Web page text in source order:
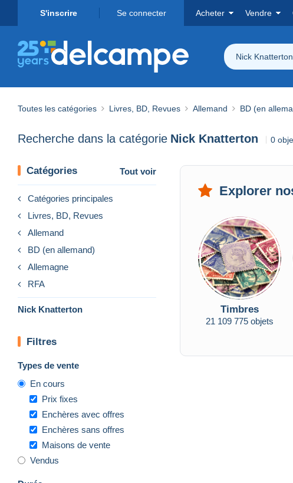
S'inscrire Se connecter Acheter Vendre
Nick Knatterton
Toutes les catégories Livres, BD, Revues Allemand BD (en
Recherche dans la catégorie Nick Knatterton 0
Catégories Tout voir
Catégories principales
Livres, BD, Revues
Allemand
BD (en allemand)
Allemagne
RFA
Nick Knatterton
Filtres
Types de vente
En cours
Prix fixes
Enchères avec offres
Enchères sans offres
Maisons de vente
Vendus
Explorer
Timbres
21 109 775 objets